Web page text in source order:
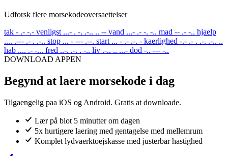
Udforsk flere morsekodeoversaettelser
tak - .- -.- venligst ...- . -. .-.. .. -- vand ...- .- -. -.. mad -- .- -.. hjaelp
.... .--- .- . .-.. stop ... - --- .--. start ... - .- .-. - kaerlighed -.- .- . .-. .-.. ..
hab .... .- -... fred ..-. .-. . -.. liv .-.. .. ...- dod -.. --- -..
DOWNLOAD APPEN
Begynd at laere morsekode i dag
Tilgaengelig paa iOS og Android. Gratis at downloade.
Lær på blot 5 minutter om dagen
5x hurtigere laering med gentagelse med mellemrum
Komplet lydvaerktoejskasse med justerbar hastighed